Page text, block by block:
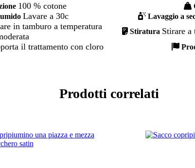
100 % cotone
Lavare a 30c Lavaggio a
in tamburo a temperatura
Stiratura Stirare a
il trattamento con cloro
Prodotti correlati